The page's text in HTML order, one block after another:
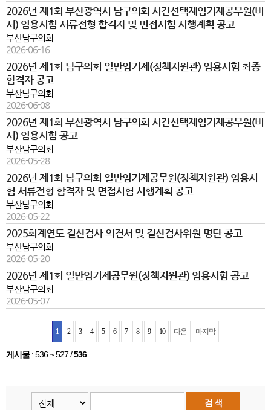
2026년 제1회 부산광역시 남구의회 시간선택제임기제공무원(비
서) 임용시험 서류전형 합격자 및 면접시험 시행계획 공고
부산남구의회
2026-06-16
2026년 제1회 남구의회 일반임기제(정책지원관) 임용시험 최종
합격자 공고
부산남구의회
2026-06-08
2026년 제1회 부산광역시 남구의회 시간선택제임기제공무원(비
서) 임용시험 공고
부산남구의회
2026-05-28
2026년 제1회 남구의회 일반임기제공무원(정책지원관) 임용시
험 서류전형 합격자 및 면접시험 시행계획 공고
부산남구의회
2026-05-22
2025회계연도 결산검사 의견서 및 결산검사위원 명단 공고
부산남구의회
2026-05-20
2026년 제1회 일반임기제공무원(정책지원관) 임용시험 공고
부산남구의회
2026-05-07
1 2 3 4 5 6 7 8 9 10 다음 마지막
게시물: 536 ~ 527 /536